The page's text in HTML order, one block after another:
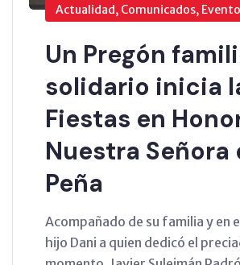
Actualidad, Comunicados,
Un Pregón
solidario inicia
Fiestas en
Nuestra Señora
Peña
Acompañado de su familia y en
hijo Dani a quien dedicó el